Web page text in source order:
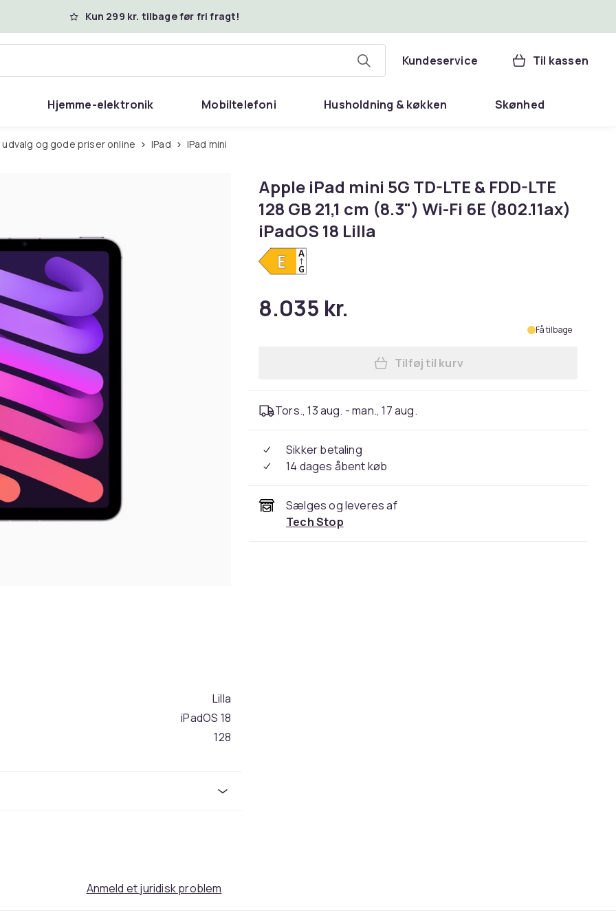
Kun 299 kr. tilbage før fri fragt!
Kundeservice Til kassen
Hjemme-elektronik Mobiltelefoni Husholdning & køkken Skønhed
udvalg og gode priser online iPad iPad mini
Lilla
iPadOS 18
128
8.3
Apple iPad mini 5G TD-LTE & FDD-LTE
128 GB 21,1 cm (8.3") Wi-Fi 6E (802.11ax)
iPadOS 18 Lilla
8.035 kr.
Få tilbage
Læg Apple iPad mini 5G TD-LTE &
Tilføj til kurv
Tors., 13 aug. - man., 17 aug.
Sikker betaling
14 dages åbent køb
Sælges og leveres af
Tech Stop
Anmeld et juridisk problem